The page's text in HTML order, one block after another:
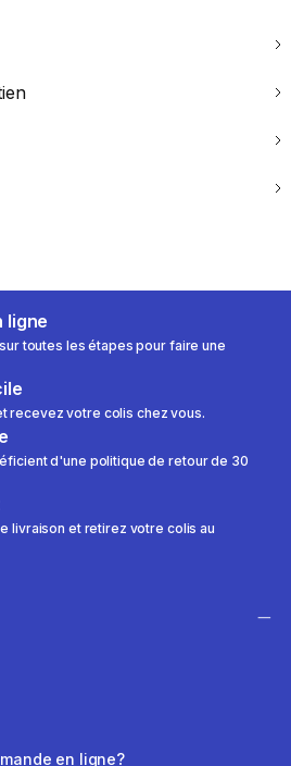
ligne
toutes les étapes pour faire une
recevez votre colis chez vous.
d'une politique de retour de 30
livraison et retirez votre colis au
en ligne?